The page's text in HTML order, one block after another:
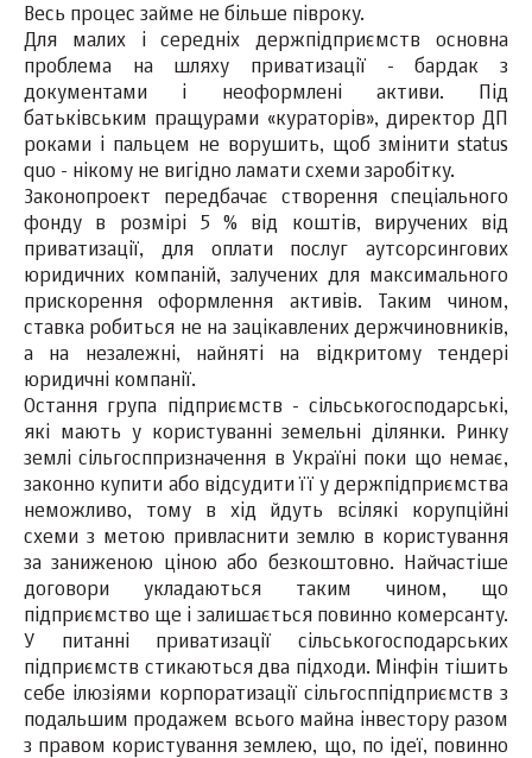
Весь процес займе не більше півроку.
Для малих і середніх держпідприємств основна
проблема на шляху приватизації - бардак з
документами і неоформлені активи. Під
батьківським пращурами «кураторів», директор ДП
роками і пальцем не ворушить, щоб змінити status
quo - нікому не вигідно ламати схеми заробітку.
Законопроект передбачає створення спеціального
фонду в розмірі 5 % від коштів, виручених від
приватизації, для оплати послуг аутсорсингових
юридичних компаній, залучених для максимального
прискорення оформлення активів. Таким чином,
ставка робиться не на зацікавлених держчиновників,
а на незалежні, найняті на відкритому тендері
юридичні компанії.
Остання група підприємств - сільськогосподарські,
які мають у користуванні земельні ділянки. Ринку
землі сільгосппризначення в Україні поки що немає,
законно купити або відсудити її у держпідприємства
неможливо, тому в хід йдуть всілякі корупційні
схеми з метою привласнити землю в користування
за заниженою ціною або безкоштовно. Найчастіше
договори укладаються таким чином, що
підприємство ще і залишається повинно комерсанту.
У питанні приватизації сільськогосподарських
підприємств стикаються два підходи. Мінфін тішить
себе ілюзіями корпоратизації сільгосппідприємств з
подальшим продажем всього майна інвестору разом
з правом користування землею, що, по ідеї, повинно